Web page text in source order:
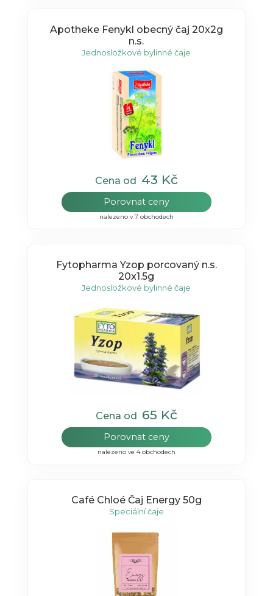
Apotheke Fenykl obecný čaj 20x2g
n.s.
Jednosložkové bylinné čaje
Cena od 43 Kč
Porovnat ceny
nalezeno v 7 obchodech
Fytopharma Yzop porcovaný n.s.
20x1.5g
Jednosložkové bylinné čaje
Cena od 65 Kč
Porovnat ceny
nalezeno ve 4 obchodech
Café Chloé Čaj Energy 50g
Speciální čaje